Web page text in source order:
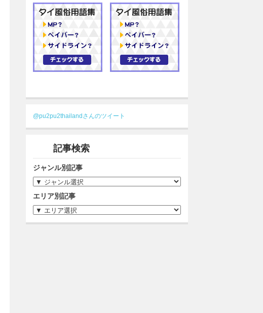
@pu2pu2thailandさんのツイート
記事検索
ジャンル別記事
エリア別記事